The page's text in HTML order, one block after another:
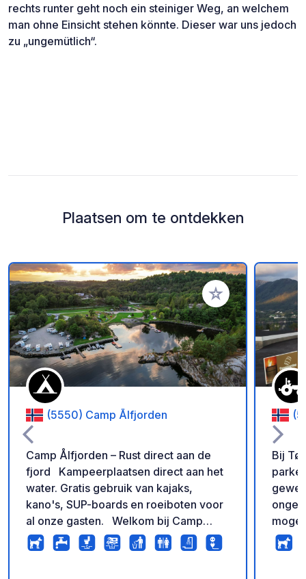
rechts runter geht noch ein steiniger Weg, an welchem
man ohne Einsicht stehen könnte. Dieser war uns jedoch
zu „ungemütlich“.
Plaatsen om te ontdekken
Voeg toe aan je
(5550) Camp Ålfjorden
Camp Ålfjorden – Rust direct aan de
fjord Kampeerplaatsen direct aan het
water. Gratis gebruik van kajaks,
kano's, SUP-boards en roeiboten voor
al onze gasten. Welkom bij Camp
Ålfjorden, een kleinschalige en
gastvrije camping direct aan het water
Bij